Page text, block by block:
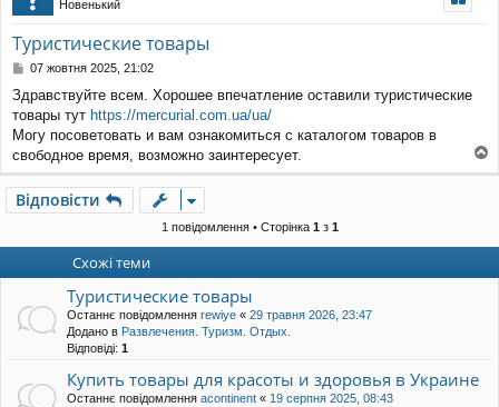
уп
Новенький
Туристические товары
П
в
і
д
о
е
н
я
07 жовтня 2025, 21:02
Здравствуйте всем. Хорошее впечатление оставили туристические
товары тут https://mercurial.com.ua/ua/
Могу посоветовать и вам ознакомиться с каталогом товаров в
свободное время, возможно заинтересует.
о
Відповісти
1 повідомлення • Сторінка 1з 1
Схожі теми
Туристические товары
Останнє повідомлення rewiye « 29 травня 2026, 23:47
Додано в Развлечения. Туризм. Отдых.
Відповіді: 1
Купить товары для красоты и здоровья в Украине
Останнє повідомлення acontinent « 19 серпня 2025, 08:43